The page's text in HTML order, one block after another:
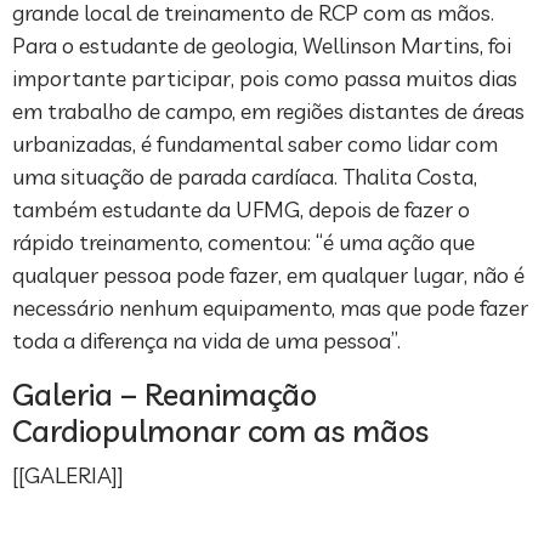
grande local de treinamento de RCP com as mãos.
Para o estudante de geologia, Wellinson Martins, foi
importante participar, pois como passa muitos dias
em trabalho de campo, em regiões distantes de áreas
urbanizadas, é fundamental saber como lidar com
uma situação de parada cardíaca. Thalita Costa,
também estudante da UFMG, depois de fazer o
rápido treinamento, comentou: “é uma ação que
qualquer pessoa pode fazer, em qualquer lugar, não é
necessário nenhum equipamento, mas que pode fazer
toda a diferença na vida de uma pessoa”.
Galeria – Reanimação
Cardiopulmonar com as mãos
[[GALERIA]]